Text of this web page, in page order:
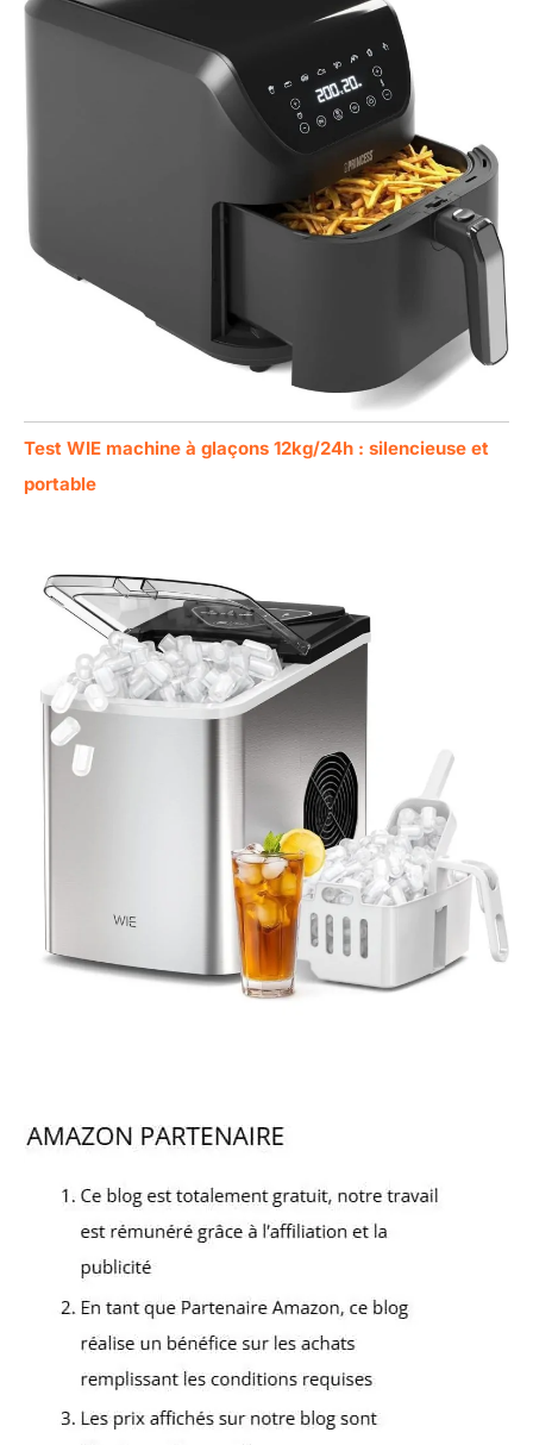
Test WIE machine à glaçons 12kg/24h : silencieuse et
portable